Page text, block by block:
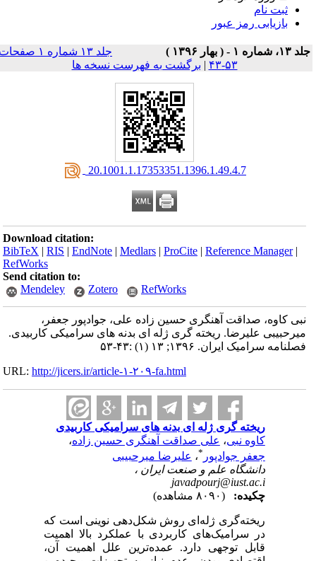
ثبت نام
بازیابی رمز عبور
شماره ۱ - ( بهار ۱۳۹۶ )
جلد ۱۳ شماره ۱ صفحات
۵۳-۴۳
| برگشت به فهرست نسخه ها
‎ 20.1001.1.17353351.1396.1.49.4.7
Download citation:
BibTeX |RIS |EndNote |Medlars |ProCite |Reference Manager
RefWorks
Send citation to:
Mendeley
Zotero RefWorks
نبی کاوه، صداقت آهنگری حسین زاده علی، جوادپور جعفر،
میرحبیبی علیرضا. ریخته گری ژله ای بدنه های سرامیکی کاربیدی.
فصلنامه سرامیک ایران. ۱۳۹۶; ۱۳ (۱) :۴۳-۵۳
URL:http://jicers.ir/article-۱-۲۰۹-fa.html
ریخته گری ژله ای بدنه های سرامیکی کاربیدی
کاوه نبی،علی صداقت آهنگری حسین زاده،
جعفر جوادپور
،علیرضا میرحبیبی
دانشگاه علم و صنعت ایران ،
javadpourj@iust.ac.i
چکیده:
ریخته‌گری ژله‌ای روش شکل‌دهی نوینی است که
در سرامیک‌های کاربردی با عملکرد بالا اهمیت
قابل توجهی دارد. عمده‌ترین علل اهمیت آن،